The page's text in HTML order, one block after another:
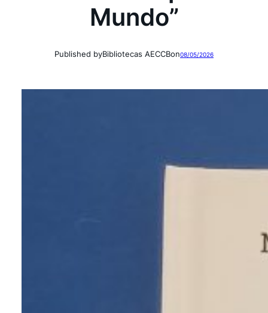
Mundo”
Published byBibliotecas AECCBon08/05/2026